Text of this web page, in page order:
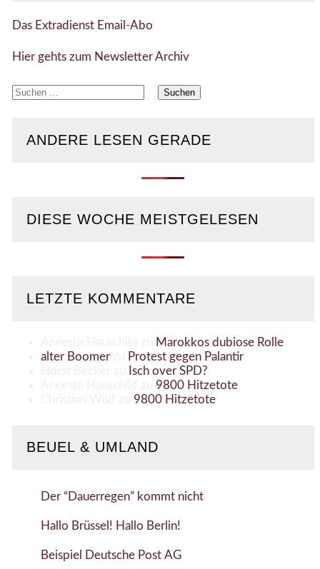
Das Extradienst Email-Abo
Hier gehts zum Newsletter Archiv
Suchen
ANDERE LESEN GERADE
DIESE WOCHE MEISTGELESEN
LETZTE KOMMENTARE
Marokkos dubiose Rolle
alter Boomerzu
Protest gegen Palantir
Isch over SPD?
9800 Hitzetote
9800 Hitzetote
BEUEL & UMLAND
Der “Dauerregen” kommt nicht
Hallo Brüssel! Hallo Berlin!
Beispiel Deutsche Post AG